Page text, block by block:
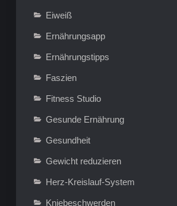
Eiweiß
Ernährungsapp
Ernährungstipps
Faszien
Fitness Studio
Gesunde Ernährung
Gesundheit
Gewicht reduzieren
Herz-Kreislauf-System
Kniebeschwerden